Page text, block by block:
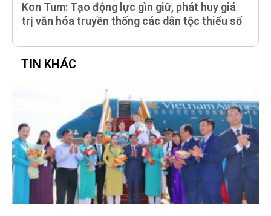
Kon Tum: Tạo động lực gìn giữ, phát huy giá
trị văn hóa truyền thống các dân tộc thiểu số
TIN KHÁC